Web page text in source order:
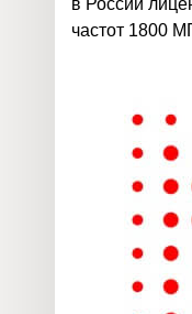
в России
частот 1800